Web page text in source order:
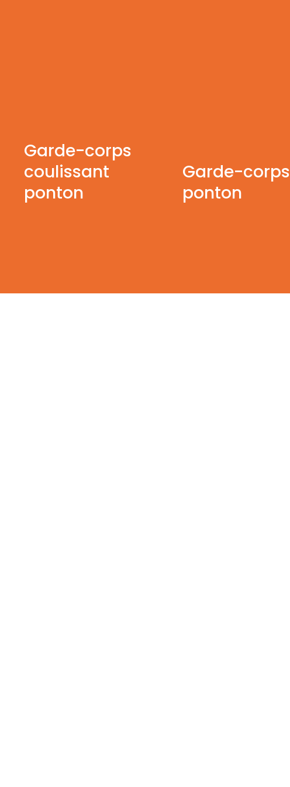
Garde-corps
coulissant
ponton
Garde-corps
ponton